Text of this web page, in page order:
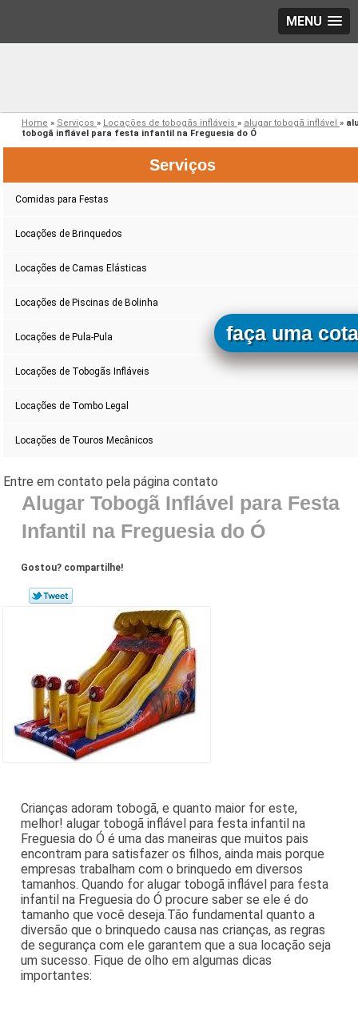
MENU
Home » Serviços » Locações de tobogãs infláveis » alugar tobogã inflável »
tobogã inflável para festa infantil na Freguesia do Ó
Serviços
Comidas para Festas
Locações de Brinquedos
Locações de Camas Elásticas
Locações de Piscinas de Bolinha
Locações de Pula-Pula
Locações de Tobogãs Infláveis
Locações de Tombo Legal
Locações de Touros Mecânicos
Alugar Tobogã Inflável para Festa
Infantil na Freguesia do Ó
Gostou? compartilhe!
Crianças adoram tobogã, e quanto maior for este,
melhor! alugar tobogã inflável para festa infantil na
Freguesia do Ó é uma das maneiras que muitos pais
encontram para satisfazer os filhos, ainda mais porque
empresas trabalham com o brinquedo em diversos
tamanhos. Quando for alugar tobogã inflável para festa
infantil na Freguesia do Ó procure saber se ele é do
tamanho que você deseja.Tão fundamental quanto a
diversão que o brinquedo causa nas crianças, as regras
de segurança com ele garantem que a sua locação seja
um sucesso. Fique de olho em algumas dicas
importantes:
faça uma